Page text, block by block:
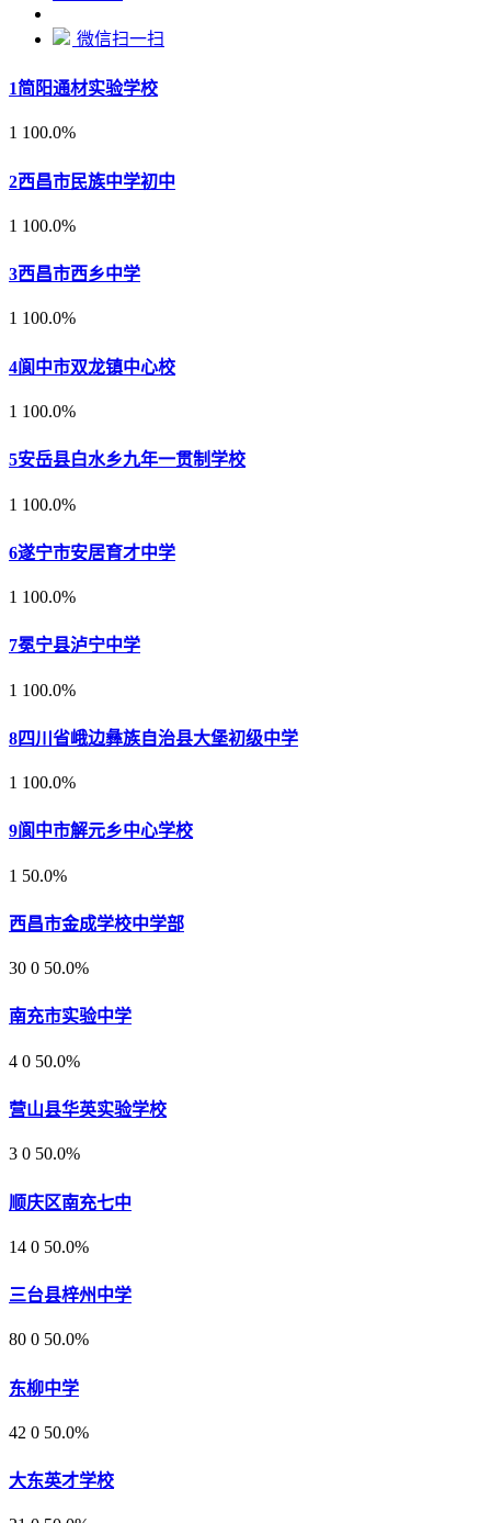
微信扫一扫
1简阳通材实验学校
1 100.0%
2西昌市民族中学初中
1 100.0%
3西昌市西乡中学
1 100.0%
4阆中市双龙镇中心校
1 100.0%
5安岳县白水乡九年一贯制学校
1 100.0%
6遂宁市安居育才中学
1 100.0%
7冕宁县泸宁中学
1 100.0%
8四川省峨边彝族自治县大堡初级中学
1 100.0%
9阆中市解元乡中心学校
1 50.0%
西昌市金成学校中学部
30 0 50.0%
南充市实验中学
4 0 50.0%
营山县华英实验学校
3 0 50.0%
顺庆区南充七中
14 0 50.0%
三台县梓州中学
80 0 50.0%
东柳中学
42 0 50.0%
大东英才学校